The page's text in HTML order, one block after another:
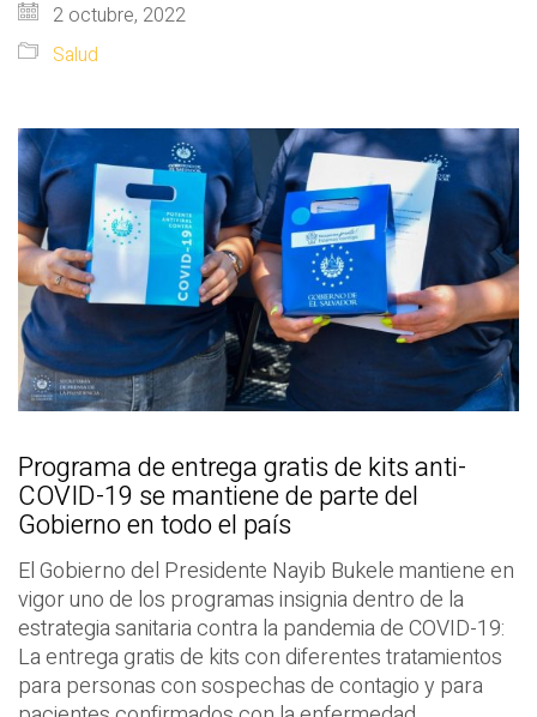
2 octubre, 2022
Salud
Programa de entrega gratis de kits anti-
COVID-19 se mantiene de parte del
Gobierno en todo el país
El Gobierno del Presidente Nayib Bukele mantiene en
vigor uno de los programas insignia dentro de la
estrategia sanitaria contra la pandemia de COVID-19:
La entrega gratis de kits con diferentes tratamientos
para personas con sospechas de contagio y para